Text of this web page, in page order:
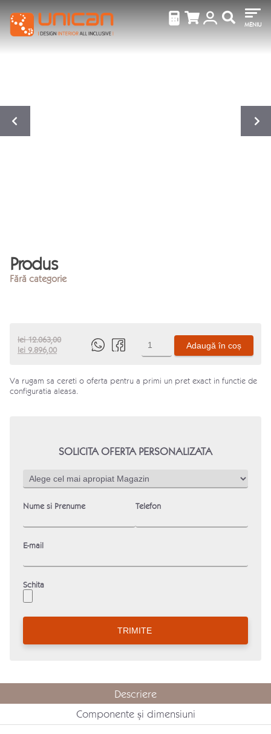
MENIU
Produs
Fără categorie
lei12.063,00
Prețul
fost:
lei 12.063,00.
lei 9.896,00Prețul
lei 9.896,00.
Produs
Adaugă în coș
Va rugam sa cereti o oferta pentru a primi un pret exact in functie de
configuratia aleasa.
SOLICITA OFERTA PERSONALIZATA
Nume si Prenume Telefon
E-mail
Schita
Descriere
Componente și dimensiuni